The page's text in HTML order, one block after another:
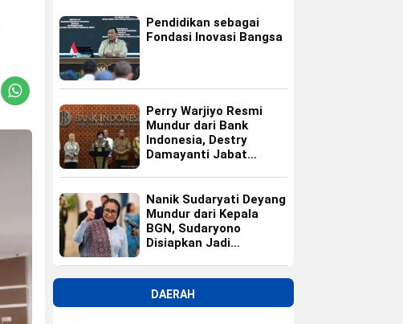
Pendidikan sebagai
Fondasi Inovasi Bangsa
Perry Warjiyo Resmi
Mundur dari Bank
Indonesia, Destry
Damayanti Jabat
Nanik Sudaryati Deyang
Mundur dari Kepala
BGN, Sudaryono
Disiapkan Jadi
DAERAH